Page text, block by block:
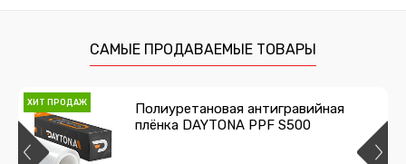
САМЫЕ ПРОДАВАЕМЫЕ ТОВАРЫ
ХИТ ПРОДАЖ
Полиуретановая антигравийная
плёнка DAYTONA PPF S500